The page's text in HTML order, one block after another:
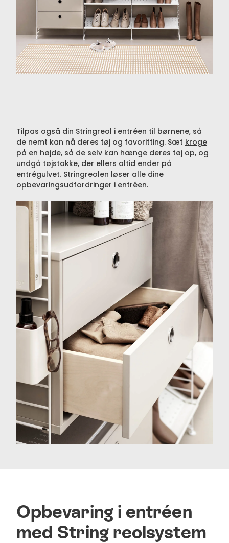
Tilpas også din Stringreol i entréen til børnene, så
de nemt kan nå deres tøj og favoritting. Sæt kroge
på en højde, så de selv kan hænge deres tøj op, og
undgå tøjstakke, der ellers altid ender på
entrégulvet. Stringreolen løser alle dine
opbevaringsudfordringer i entréen.
Opbevaring i entréen
med String reolsystem